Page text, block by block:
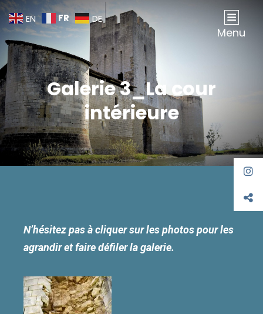
Association Gombervaux
Sauvegarde, Étude Et Animation Du Château De Gombervaux
Menu
Galerie 3_La cour
intérieure
N’hésitez pas à cliquer sur les photos pour les
agrandir et faire défiler la galerie.
EN FR DE